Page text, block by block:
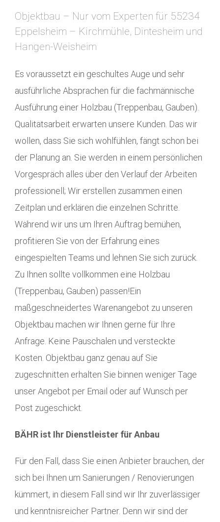
Objektbau – Nur vom Experten für 55234
Eppelsheim – Kirchmühle, Dintesheim und
Hangen-Weisheim
Es voraussetzt ein geschultes Auge und sehr
ausführliche Absprachen für die fachmännische
Ausführung einer Holzbau (Treppenbau, Gauben).
Qualitätsarbeit erwarten unsere Kunden. Das wir
wollen, dass Sie sich wohlfühlen, fängt schon bei
der Planung an. Sie werden in einem persönlichen
Vorgespräch alles über den Verlauf der Arbeiten
professionell; Wir erstellen zusammen einen
Zeitplan und erklären die einzelnen Schritte.
Während wir uns um Ihren Auftrag bemühen,
profitieren Sie von der Erfahrung eines
eingespielten Teams und lehnen Sie sich zurück.
Zu Ihnen sollte vollkommen eine Holzbau
(Treppenbau, Gauben) passen!Ein
maßgeschneidertes Warenangebot zu unseren
Objektbau machen wir Ihnen gerne für Ihre
Anfrage. Keine Pauschalen und versteckte
Kosten. Objektbau ganz genau auf Sie
zugeschnitten erhalten Sie binnen weniger Tage
unser Angebot per Email oder auf Wunsch per
Post zugeschickt.
BÄHR ist Ihr Dienstleister für Anbau
Für den Fall, dass Sie einen Anbieter brauchen, der
sich bei Ihnen um Sanierungen / Renovierungen
kümmert, in diesem Fall sind wir Ihr zuverlässiger
und kenntnisreicher Partner. Denn wir sind der